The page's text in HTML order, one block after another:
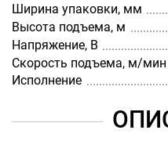
Ширина упаковки, мм
Высота подъема, м
Напряжение, В
Скорость подъема, м/мин
Исполнение